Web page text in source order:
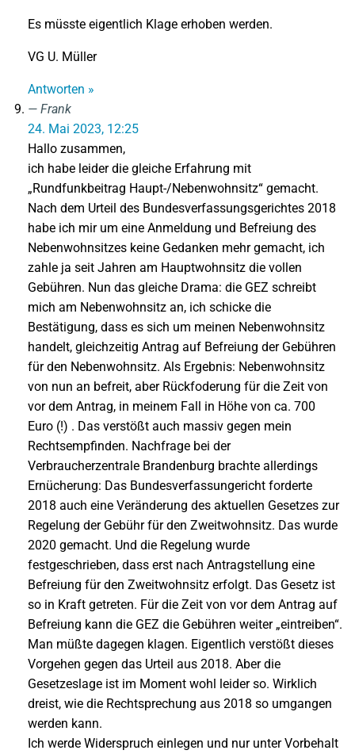
Es müsste eigentlich Klage erhoben werden.
VG U. Müller
Antworten »
Frank
24. Mai 2023, 12:25
Hallo zusammen,
ich habe leider die gleiche Erfahrung mit
„Rundfunkbeitrag Haupt-/Nebenwohnsitz“ gemacht.
Nach dem Urteil des Bundesverfassungsgerichtes 2018
habe ich mir um eine Anmeldung und Befreiung des
Nebenwohnsitzes keine Gedanken mehr gemacht, ich
zahle ja seit Jahren am Hauptwohnsitz die vollen
Gebühren. Nun das gleiche Drama: die GEZ schreibt
mich am Nebenwohnsitz an, ich schicke die
Bestätigung, dass es sich um meinen Nebenwohnsitz
handelt, gleichzeitig Antrag auf Befreiung der Gebühren
für den Nebenwohnsitz. Als Ergebnis: Nebenwohnsitz
von nun an befreit, aber Rückfoderung für die Zeit von
vor dem Antrag, in meinem Fall in Höhe von ca. 700
Euro (!) . Das verstößt auch massiv gegen mein
Rechtsempfinden. Nachfrage bei der
Verbraucherzentrale Brandenburg brachte allerdings
Ernücherung: Das Bundesverfassungericht forderte
2018 auch eine Veränderung des aktuellen Gesetzes zur
Regelung der Gebühr für den Zweitwohnsitz. Das wurde
2020 gemacht. Und die Regelung wurde
festgeschrieben, dass erst nach Antragstellung eine
Befreiung für den Zweitwohnsitz erfolgt. Das Gesetz ist
so in Kraft getreten. Für die Zeit von vor dem Antrag auf
Befreiung kann die GEZ die Gebühren weiter „eintreiben“.
Man müßte dagegen klagen. Eigentlich verstößt dieses
Vorgehen gegen das Urteil aus 2018. Aber die
Gesetzeslage ist im Moment wohl leider so. Wirklich
dreist, wie die Rechtsprechung aus 2018 so umgangen
werden kann.
Ich werde Widerspruch einlegen und nur unter Vorbehalt